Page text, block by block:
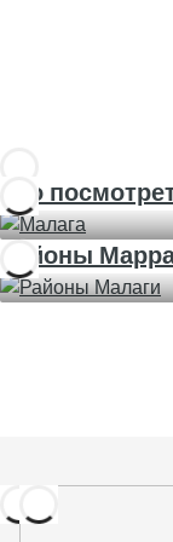
Что
Районы